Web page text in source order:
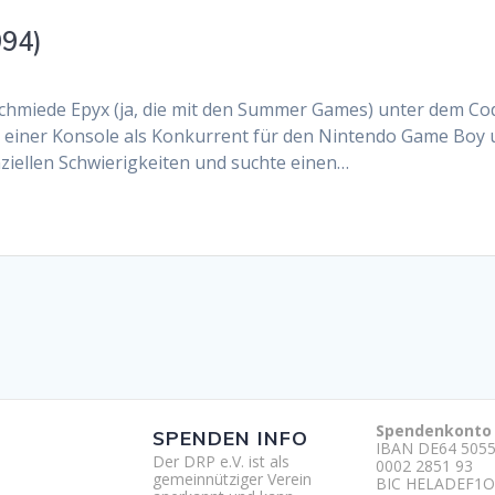
Epyx (ja, die mit den Summer Games) unter dem
Konsole als Konkurrent für den Nintendo Game Boy
Schwierigkeiten und suchte einen…
SPENDEN INFO
Der DRP e.V. ist als
gemeinnütziger Verein
Spendenkonto
IBAN DE64
0002 2851 93
BIC